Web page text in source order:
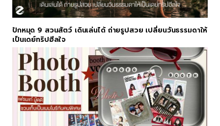
ปักหมุด 9 สวนสัตว์ เดินเล่นได้ ถ่ายรูปสวย เปลี่ยนวันธรรมดาให้
เป็นเดย์ทริปฮีลใจ